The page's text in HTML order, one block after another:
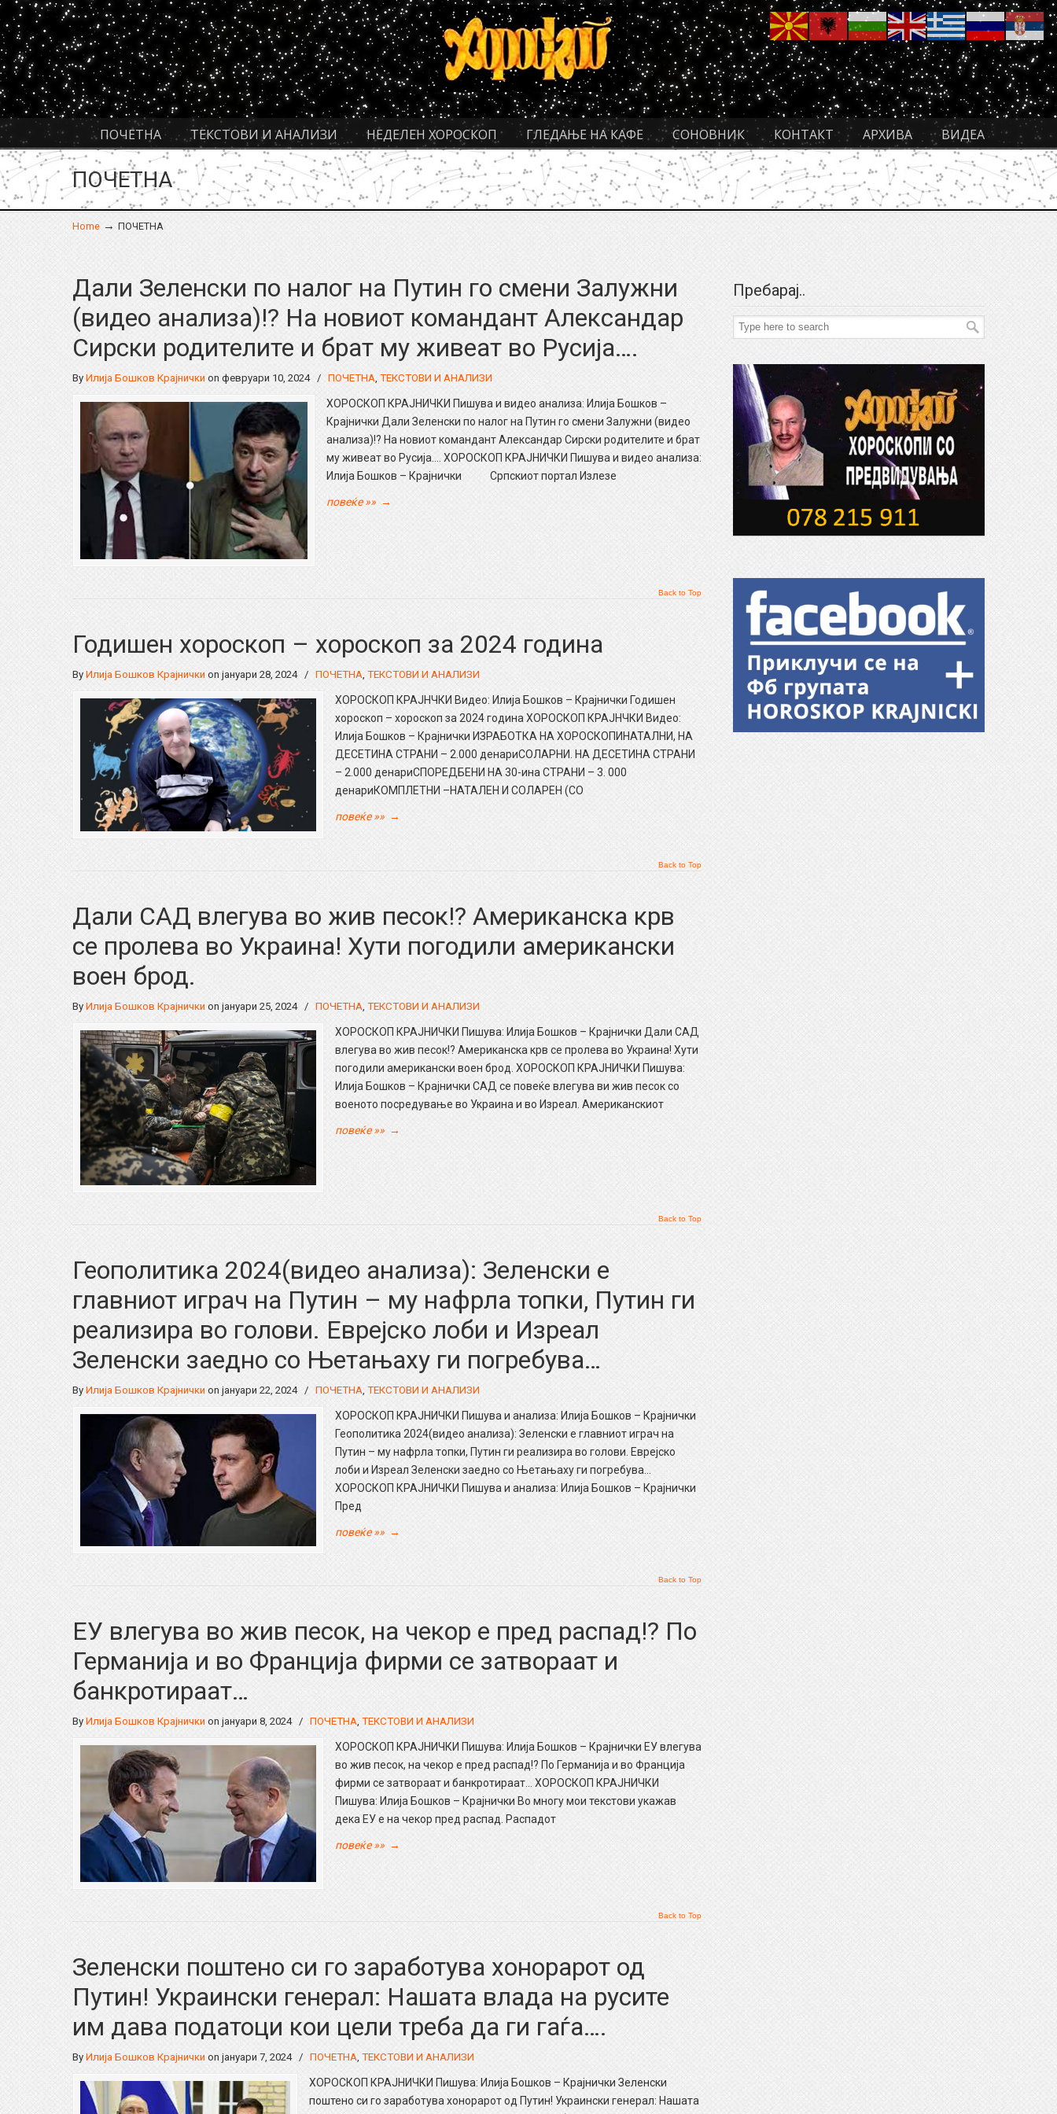
ПОЧЕТНА ТЕКСТОВИ И АНАЛИЗИ НЕДЕЛЕН ХОРОСКОП ГЛЕДАЊЕ НА КАФЕ СОНОВНИК КОНТАКТ АРХИВА ВИДЕА
Navigation
ПОЧЕТНА
Home → ПОЧЕТНА
Дали Зеленски по налог на Путин го смени Залужни
(видео анализа)!? На новиот командант Александар
Сирски родителите и брат му живеат во Русија….
By Илија Бошков Крајнички on февруари 10, 2024 / ПОЧЕТНА, ТЕКСТОВИ И АНАЛИЗИ
ХОРОСКОП КРАЈНИЧКИ Пишува и видео анализа: Илија Бошков –
Крајнички Дали Зеленски по налог на Путин го смени Залужни (видео
анализа)!? На новиот командант Александар Сирски родителите и брат
му живеат во Русија…. ХОРОСКОП КРАЈНИЧКИ Пишува и видео анализа:
Илија Бошков – Крајнички Српскиот портал Излезе
повеќе »» →
Back to Top
Годишен хороскоп – хороскоп за 2024 година
By Илија Бошков Крајнички on јануари 28, 2024 / ПОЧЕТНА, ТЕКСТОВИ И АНАЛИЗИ
ХОРОСКОП КРАЈНЧКИ Видео: Илија Бошков – Крајнички Годишен
хороскоп – хороскоп за 2024 година ХОРОСКОП КРАЈНЧКИ Видео:
Илија Бошков – Крајнички ИЗРАБОТКА НА ХОРОСКОПИНАТАЛНИ, НА
ДЕСЕТИНА СТРАНИ – 2.000 денариСОЛАРНИ. НА ДЕСЕТИНА СТРАНИ
– 2.000 денариСПОРЕДБЕНИ НА 30-ина СТРАНИ – 3. 000
денариКОМПЛЕТНИ –НАТАЛЕН И СОЛАРЕН (СО
повеќе »» →
Back to Top
Дали САД влегува во жив песок!? Американска крв
се пролева во Украина! Хути погодили американски
воен брод.
By Илија Бошков Крајнички on јануари 25, 2024 / ПОЧЕТНА ТЕКСТОВИ И АНАЛИЗИ
ХОРОСКОП КРАЈНИЧКИ Пишува: Илија Бошков – Крајнички Дали САД
влегува во жив песок!? Американска крв се пролева во Украина! Хути
погодили американски воен брод. ХОРОСКОП КРАЈНИЧКИ Пишува:
Илија Бошков – Крајнички САД се повеќе влегува ви жив песок со
военото посредување во Украина и во Изреал. Американскиот
повеќе »» →
Back to Top
Геополитика 2024(видео анализа): Зеленски е
главниот играч на Путин – му нафрла топки, Путин ги
реализира во голови. Еврејско лоби и Изреал
Зеленски заедно со Њетањаху ги погребува…
By Илија Бошков Крајнички on јануари 22, 2024 / ПОЧЕТНА ТЕКСТОВИ И АНАЛИЗИ
ХОРОСКОП КРАЈНИЧКИ Пишува и анализа: Илија Бошков – Крајнички
Геополитика 2024(видео анализа): Зеленски е главниот играч на
Путин – му нафрла топки, Путин ги реализира во голови. Еврејско
лоби и Изреал Зеленски заедно со Њетањаху ги погребува…
ХОРОСКОП КРАЈНИЧКИ Пишува и анализа: Илија Бошков – Крајнички
Пред
повеќе »» →
Back to Top
ЕУ влегува во жив песок, на чекор е пред распад!? По
Германија и во Франција фирми се затвораат и
банкротираат…
By Илија Бошков Крајнички on јануари 8, 2024 / ПОЧЕТНА, ТЕКСТОВИ И АНАЛИЗИ
ХОРОСКОП КРАЈНИЧКИ Пишува: Илија Бошков – Крајнички ЕУ влегува
во жив песок, на чекор е пред распад!? По Германија и во Франција
фирми се затвораат и банкротираат… ХОРОСКОП КРАЈНИЧКИ
Пишува: Илија Бошков – Крајнички Во многу мои текстови укажав
дека ЕУ е на чекор пред распад. Распадот
повеќе »» →
Back to Top
Зеленски поштено си го заработува хонорарот од
Путин! Украински генерал: Нашата влада на русите
им дава податоци кои цели треба да ги гаѓа….
By Илија Бошков Крајнички on јануари 7, 2024 / ПОЧЕТНА, ТЕКСТОВИ И АНАЛИЗИ
ХОРОСКОП КРАЈНИЧКИ Пишува: Илија Бошков – Крајнички Зеленски
поштено си го заработува хонорарот од Путин! Украински генерал: Нашата
Пребарај..